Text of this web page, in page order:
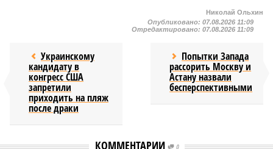
Николай Ольхин
Опубликовано: 07.08.2026 11:09
Отредактировано: 07.08.2026 11:09
Украинскому
кандидату в
конгресс США
запретили
приходить на пляж
после драки
Попытки Запада
рассорить Москву и
Астану назвали
бесперспективными
КОММЕНТАРИИ 0